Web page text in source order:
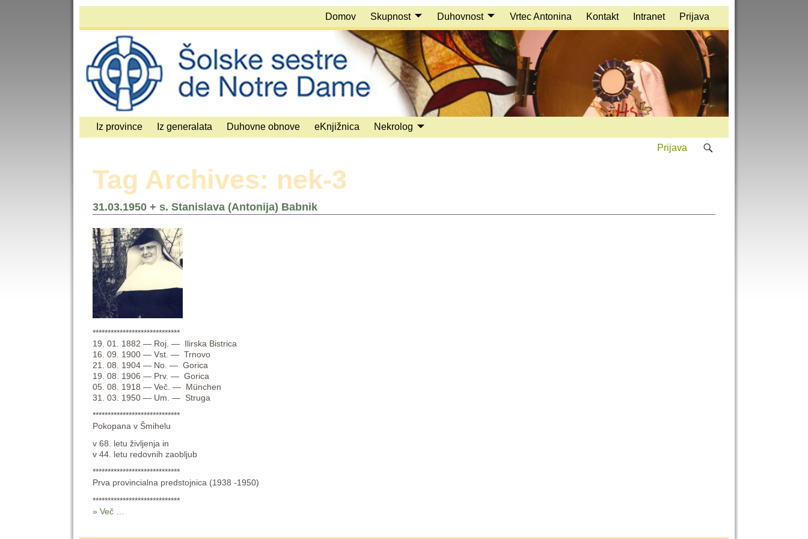
Domov Skupnost Duhovnost Vrtec Antonina Kontakt Intranet Prijava
Iz province Iz generalata Duhovne obnove eKnjižnica Nekrolog
Prijava
Tag Archives: nek-3
31.03.1950 + s. Stanislava (Antonija) Babnik
*****************************
19. 01. 1882 — Roj. — Ilirska Bistrica
16. 09. 1900 — Vst. — Trnovo
21. 08. 1904 — No. — Gorica
19. 08. 1906 — Prv. — Gorica
05. 08. 1918 — Več. — München
31. 03. 1950 — Um. — Struga
*****************************
Pokopana v Šmihelu
v 68. letu življenja in
v 44. letu redovnih zaobljub
*****************************
Prva provincialna predstojnica (1938 -1950)
*****************************
» Več …